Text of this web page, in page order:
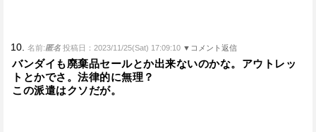
10. 名前:匿名 投稿日：2023/11/25(Sat) 17:09:10 ▼コメント返信
バンダイも廃棄品セールとか出来ないのかな。アウトレッ
トとかでさ。法律的に無理？
この派遣はクソだが。